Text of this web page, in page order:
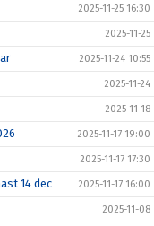
2025-11-25 16:30
2025-11-25
2025-11-24 10:55
2025-11-24
2025-11-18
2025-11-17 19:00
2025-11-17 17:30
14 dec 2025-11-17 16:00
2025-11-08